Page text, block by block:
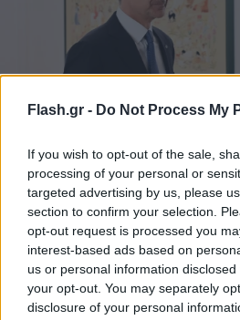
Flash.gr - Do Not Process My
If you wish to opt-out of the sale,
processing of your personal or
targeted advertising by us, please
section to confirm your selection.
opt-out request is processed you
interest-based ads based on
us or personal information
your opt-out. You may separately
disclosure of your personal
Η μυστική διαπραγμάτευση
γεωπολιτική απάντηση
επικριτές του